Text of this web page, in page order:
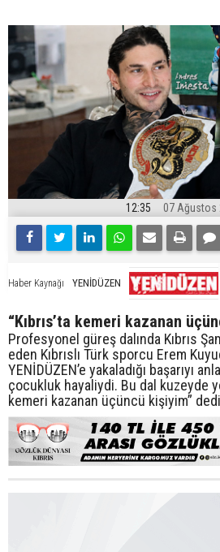
12:35 07 Ağustos
Haber Kaynağı YENİDÜZEN
“Kıbrıs’ta kemeri kazanan
Profesyonel güreş dalında Kıbrıs
eden Kıbrıslı Türk sporcu Erem
YENİDÜZEN’e yakaladığı başarıyı
çocukluk hayaliydi. Bu dal kuzeyde
kemeri kazanan üçüncü kişiyim”